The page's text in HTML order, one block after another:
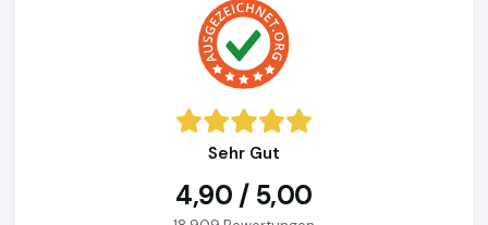
Sehr Gut
4,90 / 5,00